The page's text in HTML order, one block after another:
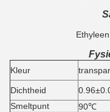
Kleur
Dichtheid
Smeltpunt
90℃